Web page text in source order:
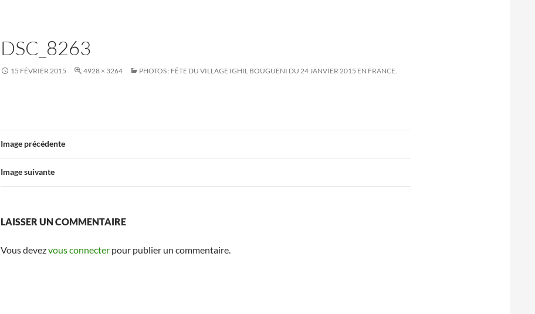
DSC_8263
15 FÉVRIER 2015 4928 × 3264 PHOTOS : FÊTE DU VILLAGE IGHIL BOUGUENI DU 24 JANVIER 2015 EN FRANCE.
Image précédente
Image suivante
LAISSER UN COMMENTAIRE
Vous devezvous connecter pour publier un commentaire.